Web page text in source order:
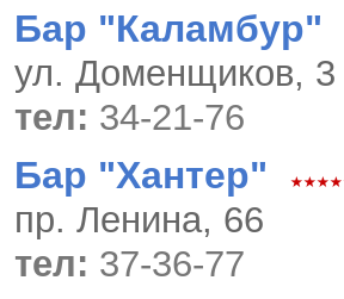
Бар "Каламбур"
ул. Доменщиков, 3
тел: 34-21-76
Бар "Хантер"
пр. Ленина, 66
тел: 37-36-77